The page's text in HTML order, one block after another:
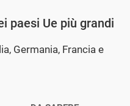
paesi Ue più grandi
Germania, Francia e